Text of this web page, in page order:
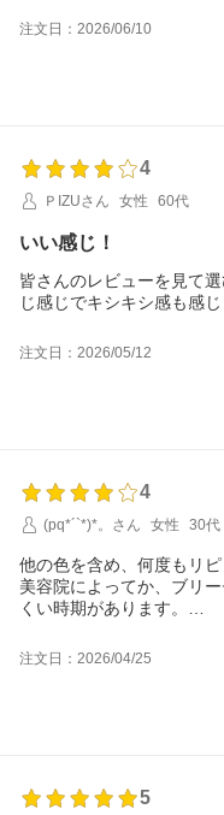
注文日：2026/06/10
4
ＰIZUさん
女性 60代
いい感じ！
皆さんのレビューを見て
じ感じでキシキシ感も感
注文日：2026/05/12
4
(pq*´`*)*。さん
女性 30代
他の色を含め、何度もリピ
美容院によってか、ブリ
くい時期があります。
注文日：2026/04/25
5